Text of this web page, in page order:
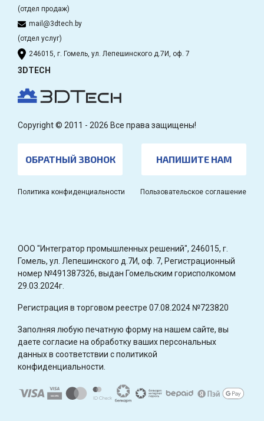
(отдел продаж)
mail@3dtech.by
(отдел услуг)
246015, г. Гомель, ул. Лепешинского д.7И, оф. 7
3DTECH
Copyright © 2011 - 2026 Все права защищены!
ОБРАТНЫЙ ЗВОНОК НАПИШИТЕ НАМ
Политика конфиденциальности Пользовательское соглашение
OOO "Интегратор промышленных решений", 246015, г.
Гомель, ул. Лепешинского д.7И, оф. 7, Регистрационный
номер №491387326, выдан Гомельским горисполкомом
29.03.2024г.
Регистрация в торговом реестре 07.08.2024 №723820
Заполняя любую печатную форму на нашем сайте, вы
даете согласие на обработку ваших персональных
данных в соответствии с политикой
конфиденциальности.